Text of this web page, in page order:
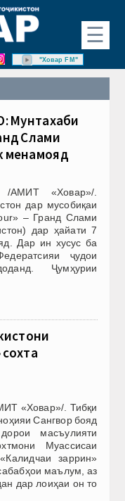
☰
"Ховар FM"
Мунтахаби
Слами
менамояд
АМИТ «Ховар»/.
дар мусобиқаи
– Гранд Слами
дар ҳайати 7
Дар ин хусус ба
ҷудои
Ҷумҳурии
«Ховар»/. Тибқи
Сангвор бояд
масъулияти
Муассисаи
заррин»
маълум, аз
дар лоиҳаи он то